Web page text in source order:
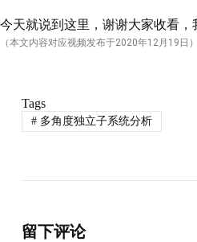
今天就说到这里，谢谢大家收看，
（本文内容对应视频发布于2020年12月 19 日）
Tags
#多角度独立子系统分析
留下评论